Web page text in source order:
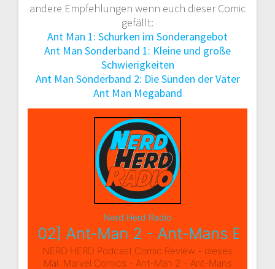
andere Empfehlungen wenn euch dieser Comic
gefällt:
Ant Man 1: Schurken im Sonderangebot
Ant Man Sonderband 1: Kleine und große
Schwierigkeiten
Ant Man Sonderband 2: Die Sünden der Väter
Ant Man Megaband